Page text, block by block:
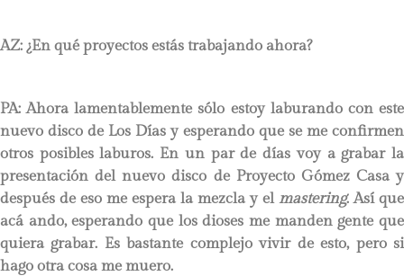
AZ: ¿En qué proyectos estás trabajando ahora?
PA: Ahora lamentablemente sólo estoy laburando con este
nuevo disco de Los Días y esperando que se me confirmen
otros posibles laburos. En un par de días voy a grabar la
presentación del nuevo disco de Proyecto Gómez Casa y
después de eso me espera la mezcla y el mastering. Así que
acá ando, esperando que los dioses me manden gente que
quiera grabar. Es bastante complejo vivir de esto, pero si
hago otra cosa me muero.